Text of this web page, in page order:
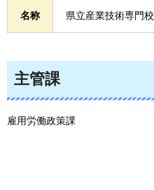
名称 県立産業技術専門校
主管課
雇用労働政策課